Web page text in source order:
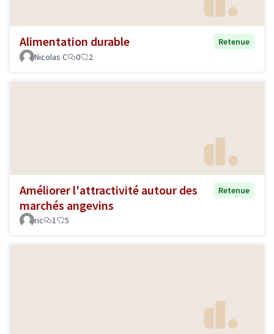
Alimentation durable
Retenue
Nicolas C
0 2
Améliorer l'attractivité autour des
marchés angevins
Retenue
ric 1 5